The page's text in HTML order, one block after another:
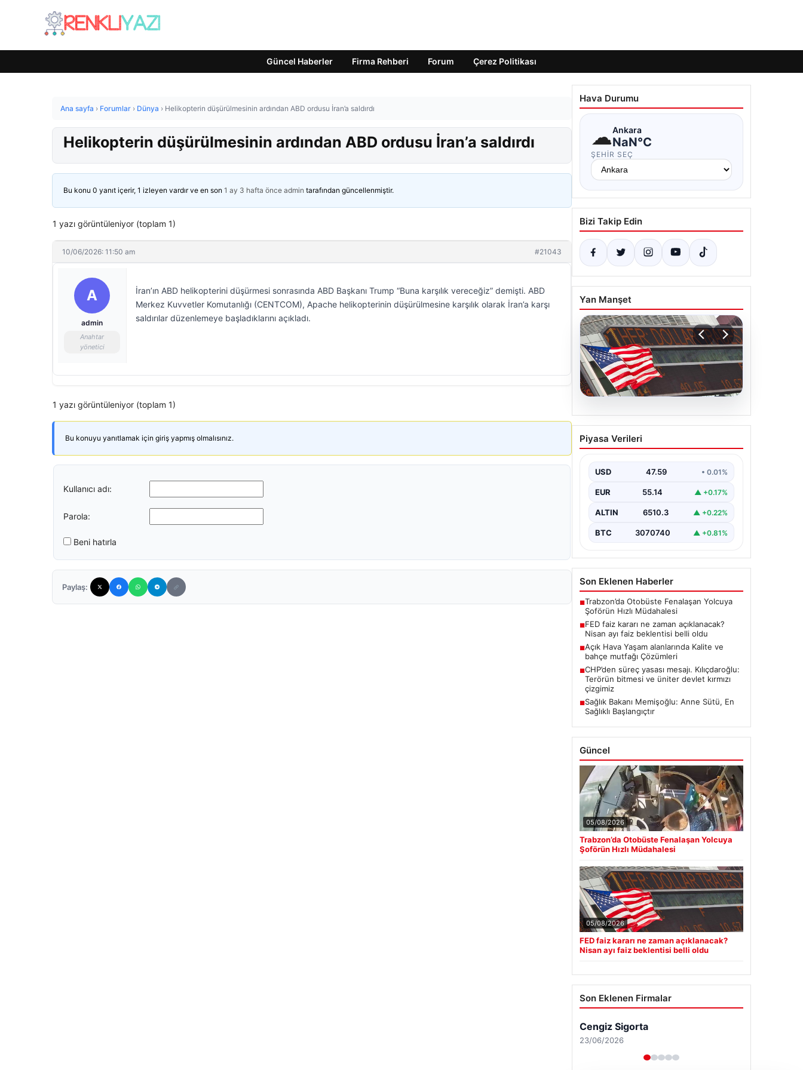
Güncel Haberler Firma Rehberi Forum Çerez Politikası
Ana sayfa › Forumlar › Dünya › Helikopterin düşürülmesinin ardından ABD ordusu İran’a saldırdı
Helikopterin düşürülmesinin ardından ABD ordusu İran’a saldırdı
Bu konu 0 yanıt içerir, 1 izleyen vardır ve en son 1 ay 3 hafta önce admin tarafından güncellenmiştir.
1 yazı görüntüleniyor (toplam 1)
10/06/2026: 11:50 am #21043
A
admin
Anahtar
yönetici
İran’ın ABD helikopterini düşürmesi sonrasında ABD Başkanı Trump “Buna karşılık vereceğiz” demişti. ABD
Merkez Kuvvetler Komutanlığı (CENTCOM), Apache helikopterinin düşürülmesine karşılık olarak İran’a karşı
saldırılar düzenlemeye başladıklarını açıkladı.
1 yazı görüntüleniyor (toplam 1)
Bu konuyu yanıtlamak için giriş yapmış olmalısınız.
Kullanıcı adı:
Parola:
Beni hatırla
Paylaş:
Hava Durumu
☁Ankara
NaN°C
ŞEHIR SEÇ
Bizi Takip Edin
Yan Manşet
05.08.2026
FED faiz kararı ne zaman
açıklanacak? Nisan ayı
Piyasa Verileri
USD 47.59 • 0.01%
EUR 55.14 ▲ +0.17%
ALTIN 6510.3 ▲ +0.22%
BTC 3070740 ▲ +0.81%
Son Eklenen Haberler
■Trabzon’da Otobüste Fenalaşan Yolcuya
Şoförün Hızlı Müdahalesi
■FED faiz kararı ne zaman açıklanacak?
Nisan ayı faiz beklentisi belli oldu
■Açık Hava Yaşam alanlarında Kalite ve
bahçe mutfağı Çözümleri
■CHP’den süreç yasası mesajı. Kılıçdaroğlu:
Terörün bitmesi ve üniter devlet kırmızı
çizgimiz
■Sağlık Bakanı Memişoğlu: Anne Sütü, En
Sağlıklı Başlangıçtır
Güncel
05/08/2026
Trabzon’da Otobüste Fenalaşan Yolcuya
Şoförün Hızlı Müdahalesi
05/08/2026
FED faiz kararı ne zaman açıklanacak?
Nisan ayı faiz beklentisi belli oldu
Son Eklenen Firmalar
Cengiz Sigorta
23/06/2026